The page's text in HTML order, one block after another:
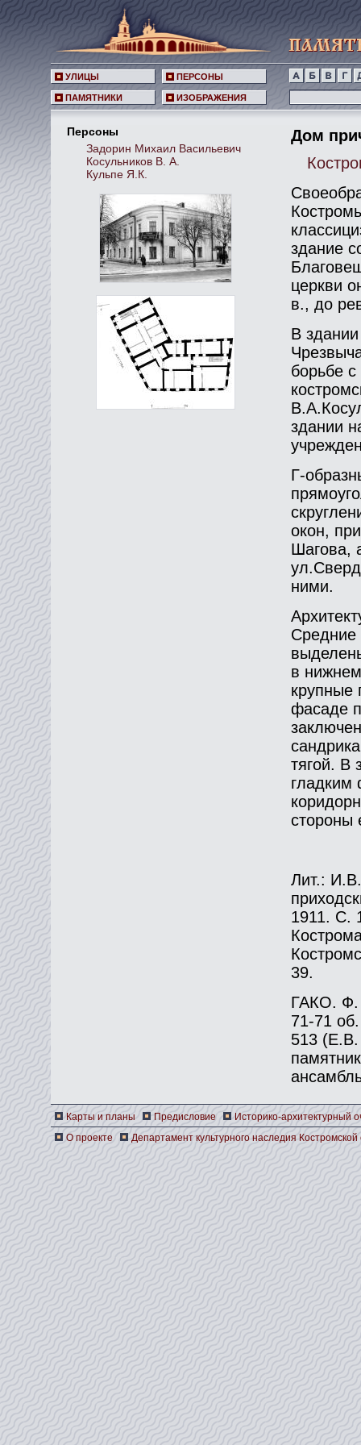
УЛИЦЫ ПЕРСОНЫ
ПАМЯТНИКИ ИЗОБРАЖЕНИЯ
Персоны
Задорин Михаил Васильевич
Косульников В. А.
Кульпе Я.К.
Дом
здание
церкви
в., до
В
борьбе
здании
Г-
окон,
Шагова,
ними.
Средние
в
крупные
фасаде
тягой. В
гладким
стороны
Лит.:
1911. С.
39.
ГАКО. Ф.
71-71
513
Карты и планы Предисловие
Историко-архитектурный
О проекте
Департамент культурного наследия Костромской